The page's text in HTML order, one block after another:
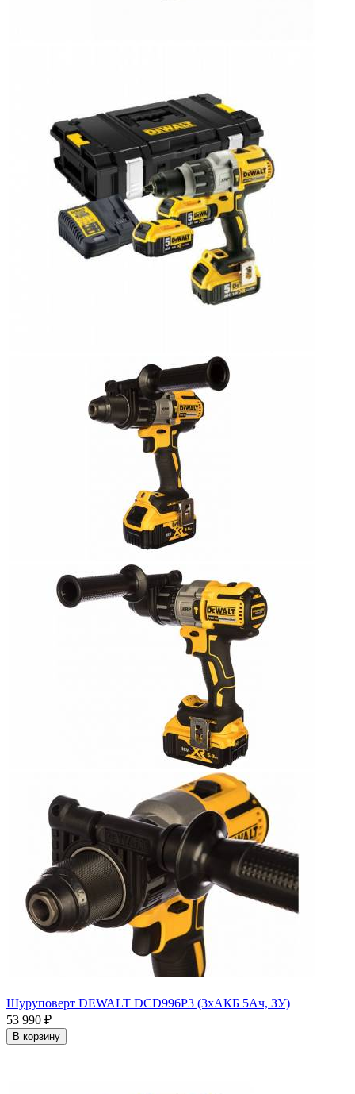
Шуруповерт DEWALT DCD996P3 (3xАКБ 5Ач, ЗУ)
53 990 ₽
В корзину